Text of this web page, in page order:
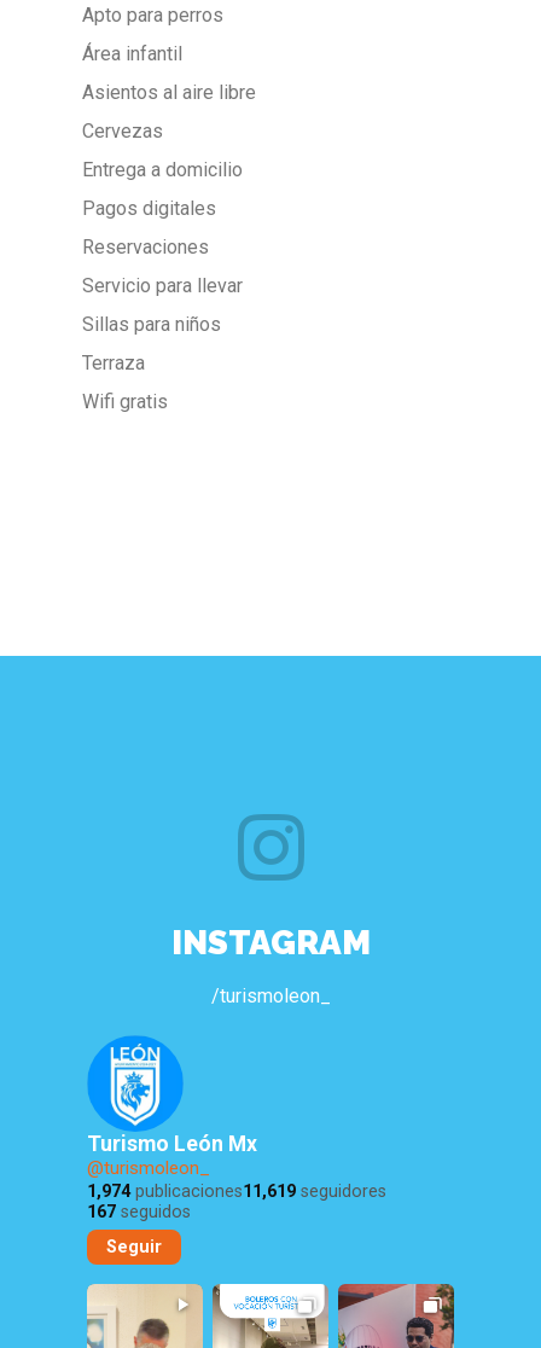
Apto para perros
Área infantil
Asientos al aire libre
Cervezas
Entrega a domicilio
Pagos digitales
Reservaciones
Servicio para llevar
Sillas para niños
Terraza
Wifi gratis
INSTAGRAM
/turismoleon_
Turismo León Mx
@turismoleon_
1,974publicaciones11,619 seguidores
167 seguidos
Seguir